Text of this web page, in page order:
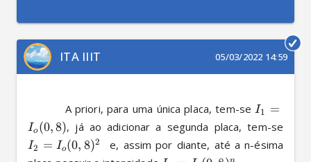
ITA IIIT 05/03/2022 14:59
          A priori, para uma única placa, tem-se
I1 =
Io (0,8), já ao adicionar a segunda placa, tem-se
I2 = Io(0, 8)2
  e, assim por diante, até a n-ésima